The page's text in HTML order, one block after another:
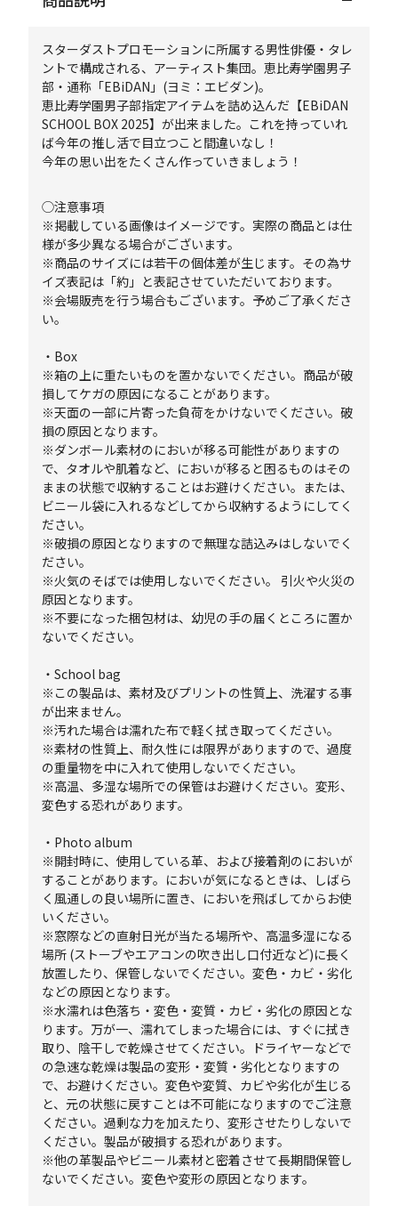
スターダストプロモーションに所属する男性俳優・タレ
ントで構成される、アーティスト集団。恵比寿学園男子
部・通称「EBiDAN」(ヨミ：エビダン)。
恵比寿学園男子部指定アイテムを詰め込んだ【EBiDAN
SCHOOL BOX 2025】が出来ました。これを持っていれ
ば今年の推し活で目立つこと間違いなし！
今年の思い出をたくさん作っていきましょう！
◯注意事項
※掲載している画像はイメージです。実際の商品とは仕
様が多少異なる場合がございます。
※商品のサイズには若干の個体差が生じます。その為サ
イズ表記は「約」と表記させていただいております。
※会場販売を行う場合もございます。予めご了承くださ
い。
・Box
※箱の上に重たいものを置かないでください。商品が破
損してケガの原因になることがあります。
※天面の一部に片寄った負荷をかけないでください。破
損の原因となります。
※ダンボール素材のにおいが移る可能性がありますの
で、タオルや肌着など、においが移ると困るものはその
ままの状態で収納することはお避けください。または、
ビニール袋に入れるなどしてから収納するようにしてく
ださい。
※破損の原因となりますので無理な詰込みはしないでく
ださい。
※火気のそばでは使用しないでください。 引火や火災の
原因となります。
※不要になった梱包材は、幼児の手の届くところに置か
ないでください。
・School bag
※この製品は、素材及びプリントの性質上、洗濯する事
が出来ません。
※汚れた場合は濡れた布で軽く拭き取ってください。
※素材の性質上、耐久性には限界がありますので、過度
の重量物を中に入れて使用しないでください。
※高温、多湿な場所での保管はお避けください。変形、
変色する恐れがあります。
・Photo album
※開封時に、使用している革、および接着剤のにおいが
することがあります。においが気になるときは、しばら
く風通しの良い場所に置き、においを飛ばしてからお使
いください。
※窓際などの直射日光が当たる場所や、高温多湿になる
場所 (ストーブやエアコンの吹き出し口付近など)に長く
放置したり、保管しないでください。変色・カビ・劣化
などの原因となります。
※水濡れは色落ち・変色・変質・カビ・劣化の原因とな
ります。万が一、濡れてしまった場合には、すぐに拭き
取り、陰干しで乾燥させてください。ドライヤーなどで
の急速な乾燥は製品の変形・変質・劣化となりますの
で、お避けください。変色や変質、カビや劣化が生じる
と、元の状態に戻すことは不可能になりますのでご注意
ください。過剰な力を加えたり、変形させたりしないで
ください。製品が破損する恐れがあります。
※他の革製品やビニール素材と密着させて長期間保管し
ないでください。変色や変形の原因となります。